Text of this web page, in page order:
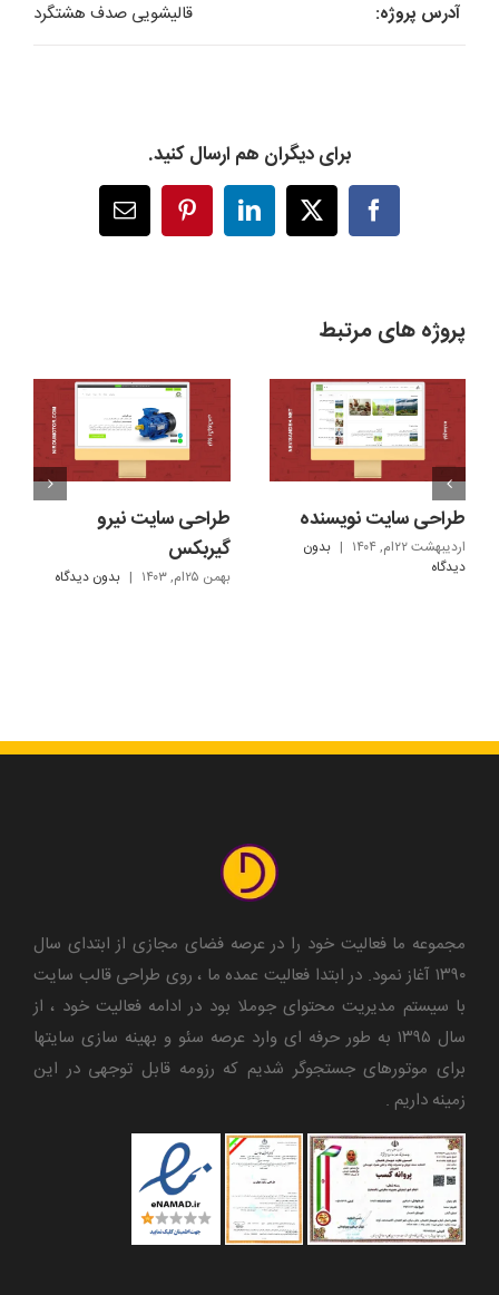
آدرس پروژه: قالیشویی صدف هشتگرد
برای دیگران هم ارسال کنید.
Facebook
X
LinkedIn
Pinterestپست
الکترونیک
پروژه های مرتبط
طراحی سایت نویسنده
اردیبهشت ۲۲ام, ۱۴۰۴ | بدون
ديدگاه
طراحی سایت نیرو
گیربکس
بهمن ۲۵ام, ۱۴۰۳ | بدون ديدگاه
مجموعه ما فعالیت خود را در عرصه فضای مجازی از ابتدای سال
۱۳۹۰ آغاز نمود. در ابتدا فعالیت عمده ما ، روی طراحی قالب سایت
با سیستم مدیریت محتوای جوملا بود در ادامه فعالیت خود ، از
سال ۱۳۹۵ به طور حرفه ای وارد عرصه سئو و بهینه سازی سایتها
برای موتورهای جستجوگر شدیم که رزومه قابل توجهی در این
زمینه داریم .